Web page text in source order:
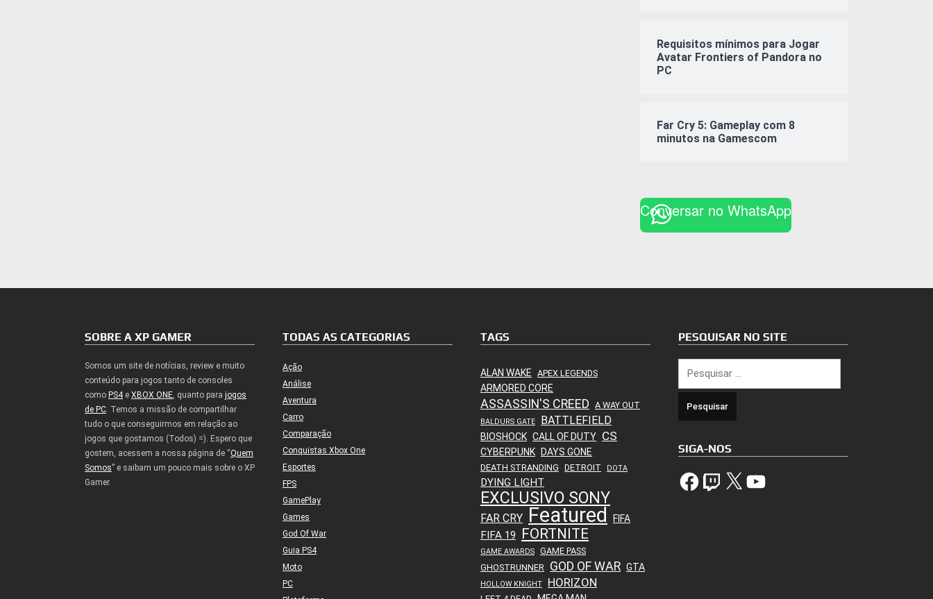
Requisitos mínimos para Jogar
Avatar Frontiers of Pandora no
PC
Far Cry 5: Gameplay com 8
minutos na Gamescom
Conversar no WhatsApp
SOBRE A XP GAMER
Somos um site de notícias, review e muito
conteúdo para jogos tanto de consoles
como PS4e XBOX ONE, quanto para jogos
de PC. Temos a missão de compartilhar
tudo o que conseguirmos em relação ao
jogos que gostamos (Todos) =). Espero que
gostem, acessem a nossa página de “Quem
Somos” e saibam um pouco mais sobre o XP
Gamer.
TODAS AS CATEGORIAS
Ação
Análise
Aventura
Carro
Comparação
Conquistas Xbox One
Esportes
FPS
GamePlay
Games
God Of War
Guia PS4
Moto
PC
TAGS
ALAN WAKE APEX LEGENDS
ARMORED CORE
ASSASSIN'S CREED A WAY OUT
BALDURS GATE BATTLEFIELD
BIOSHOCK CALL OF DUTY CS
CYBERPUNK DAYS GONE
DEATH STRANDING DETROIT DOTA
DYING LIGHT
EXCLUSIVO SONY
FAR CRY Featured FIFA
FIFA 19 FORTNITE
GAME AWARDS
GAME PASS
GHOSTRUNNER GOD OF WAR GTA
HOLLOW KNIGHT HORIZON
PESQUISAR NO SITE
por:
SIGA-NOS
FacebookTwitch X YouTube